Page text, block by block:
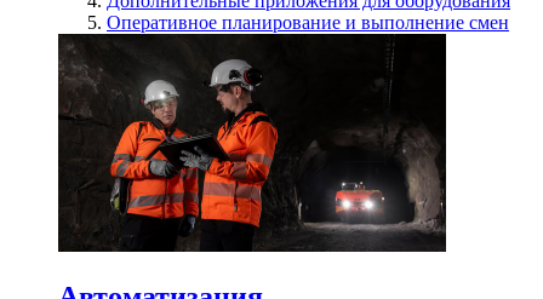
Оперативное планирование и выполнение смен